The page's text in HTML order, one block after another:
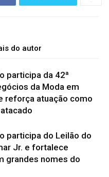
do autor
participa da 42ª
da Moda em
reforça atuação como
participa do Leilão do
Jr. e fortalece
grandes nomes do